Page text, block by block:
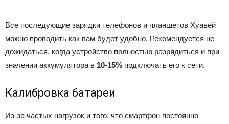
Все последующие зарядки телефонов и планшетов Хуавей
можно проводить как вам будет удобно. Рекомендуется не
дожидаться, когда устройство полностью разрядиться и при
значении аккумулятора в 10-15% подключать его к сети.
Калибровка батареи
Из-за частых нагрузок и того, что смартфон постоянно